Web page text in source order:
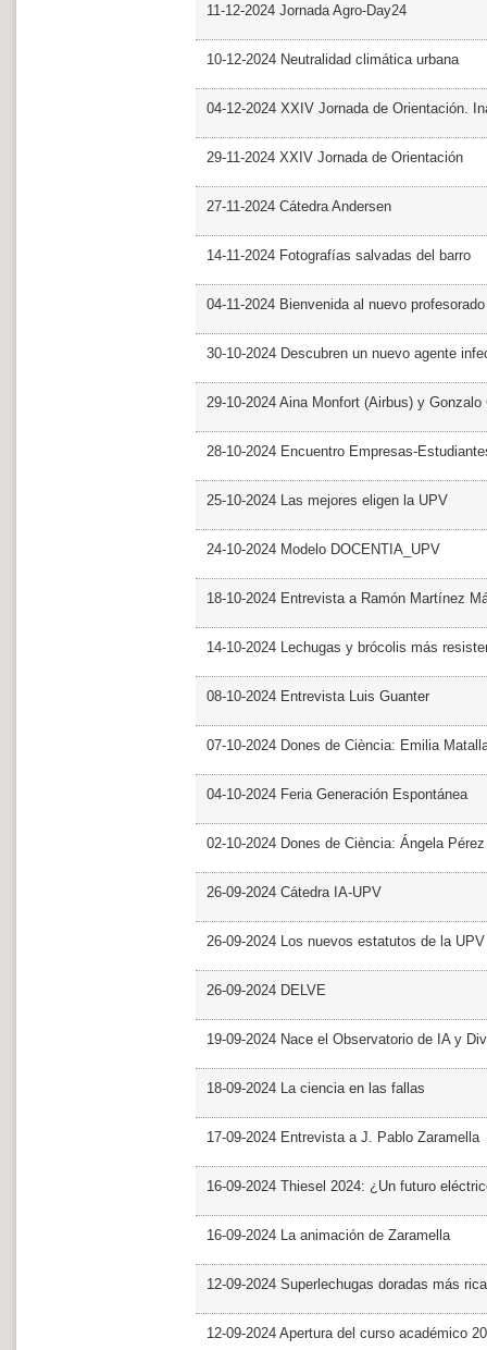
11-12-2024 Jornada Agro-Day24
10-12-2024 Neutralidad climática urbana
04-12-2024 XXIV Jornada de Orientación.
29-11-2024 XXIV Jornada de Orientación
27-11-2024 Cátedra Andersen
14-11-2024 Fotografías salvadas del barro
04-11-2024 Bienvenida al nuevo profesorado
30-10-2024 Descubren un nuevo agente
29-10-2024 Aina Monfort (Airbus) y
28-10-2024 Encuentro Empresas-
25-10-2024 Las mejores eligen la UPV
24-10-2024 Modelo DOCENTIA_UPV
18-10-2024 Entrevista a Ramón Martínez
14-10-2024 Lechugas y brócolis más
08-10-2024 Entrevista Luis Guanter
07-10-2024 Dones de Ciència: Emilia
04-10-2024 Feria Generación Espontánea
02-10-2024 Dones de Ciència: Ángela Pérez
26-09-2024 Cátedra IA-UPV
26-09-2024 Los nuevos estatutos de la
26-09-2024 DELVE
19-09-2024 Nace el Observatorio de IA y
18-09-2024 La ciencia en las fallas
17-09-2024 Entrevista a J. Pablo Zaramella
16-09-2024 Thiesel 2024: ¿Un futuro
16-09-2024 La animación de Zaramella
12-09-2024 Superlechugas doradas más
12-09-2024 Apertura del curso académico